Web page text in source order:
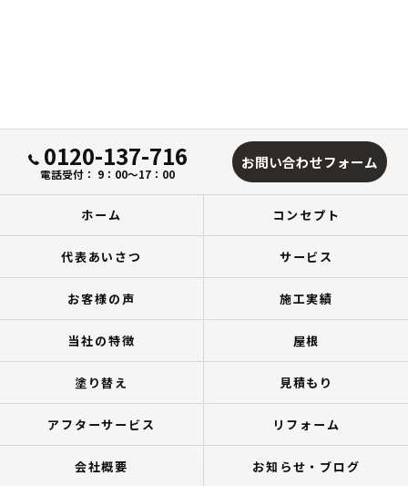
0120-137-716
電話受付： 9：00～17：00
お問い合わせフォーム
ホーム コンセプト
代表あいさつ サービス
お客様の声 施工実績
当社の特徴 屋根
塗り替え 見積もり
アフターサービス リフォーム
会社概要 お知らせ・ブログ